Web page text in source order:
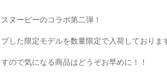
ヌーピーのコラボ第二弾！
した限定モデルを数量限定で入荷しておりま
ので気になる商品はどうぞお早めに！！